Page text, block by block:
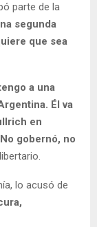
parte de la
segunda
que sea
a una
Él va
en
gobernó, no
lo acusó de